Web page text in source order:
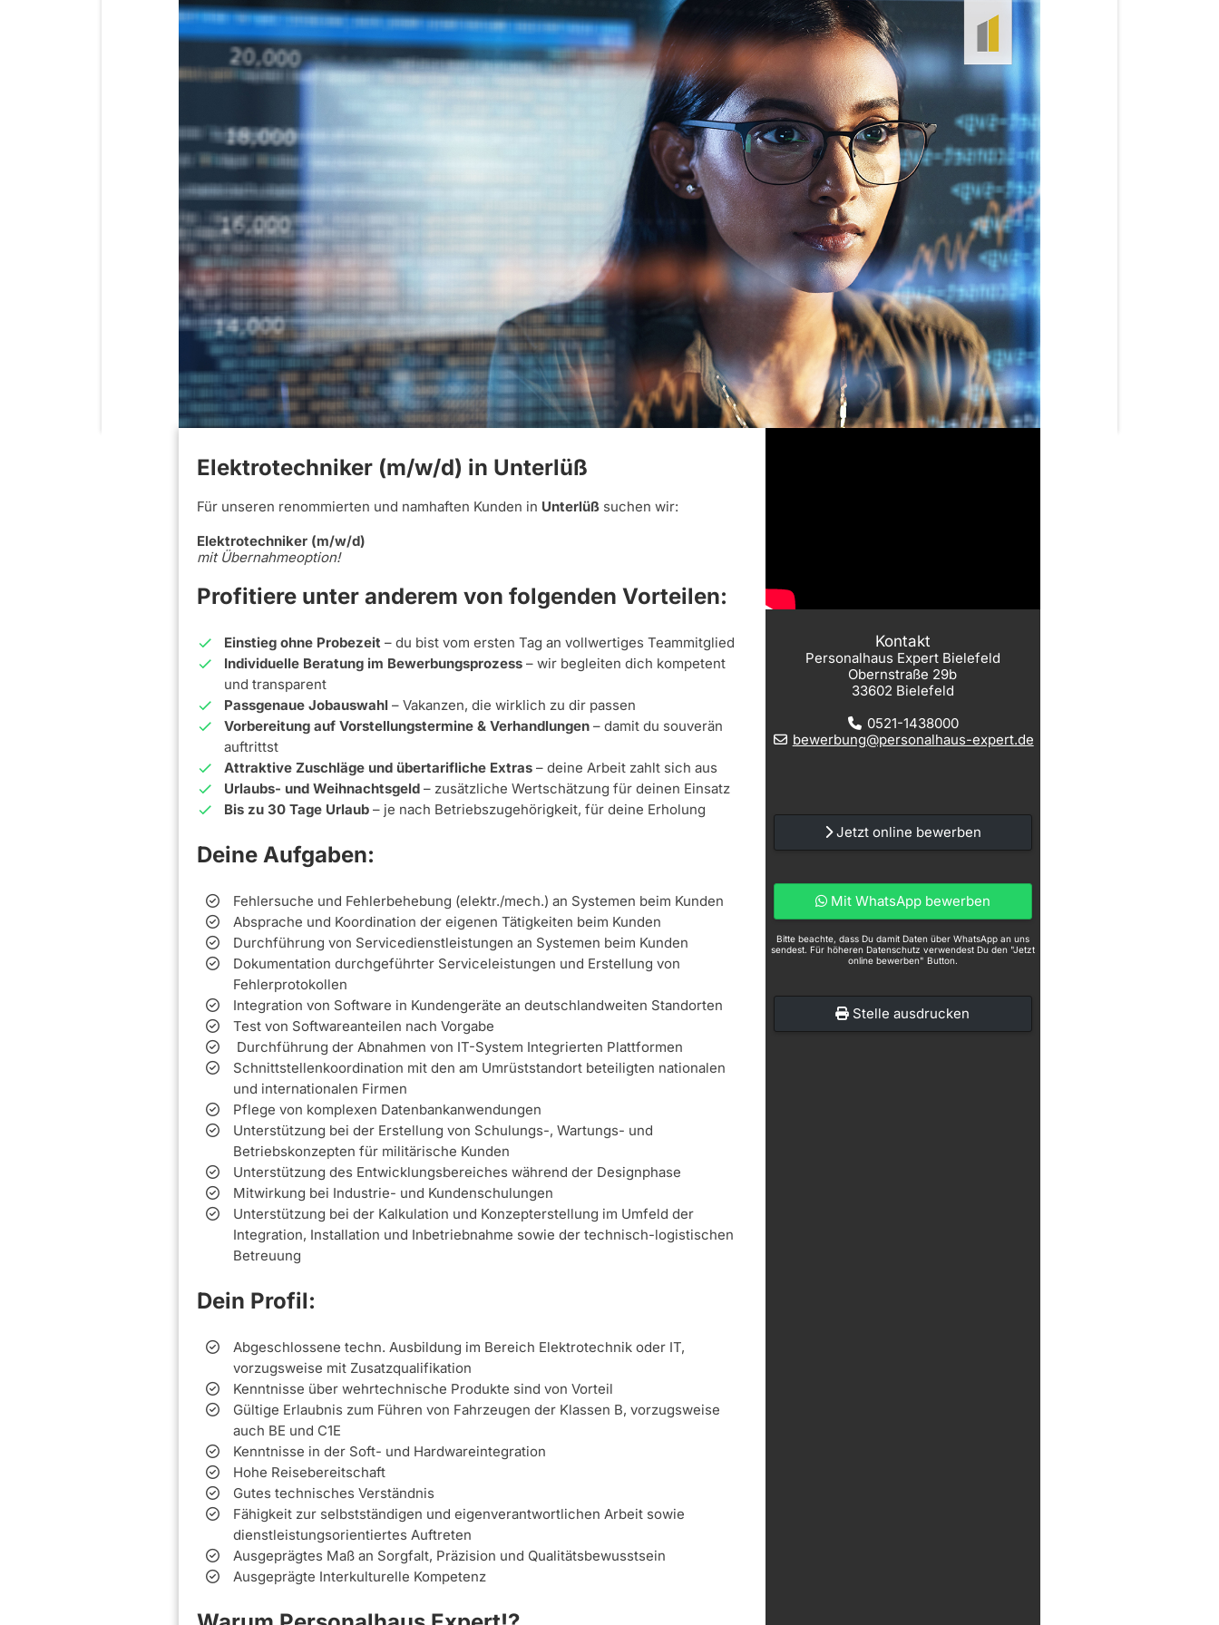
Elektrotechniker (m/w/d) in Unterlüß
Für unseren renommierten und namhaften Kunden in Unterlüß suchen wir:
Elektrotechniker (m/w/d)
mit Übernahmeoption!
Profitiere unter anderem von folgenden Vorteilen:
Einstieg ohne Probezeit – du bist vom ersten Tag an vollwertiges Teammitglied
Individuelle Beratung im Bewerbungsprozess – wir begleiten dich kompetent
und transparent
Passgenaue Jobauswahl – Vakanzen, die wirklich zu dir passen
Vorbereitung auf Vorstellungstermine & Verhandlungen – damit du souverän
auftrittst
Attraktive Zuschläge und übertarifliche Extras – deine Arbeit zahlt sich aus
Urlaubs- und Weihnachtsgeld – zusätzliche Wertschätzung für deinen Einsatz
Bis zu 30 Tage Urlaub – je nach Betriebszugehörigkeit, für deine Erholung
Deine Aufgaben:
Fehlersuche und Fehlerbehebung (elektr./mech.) an Systemen beim Kunden
Absprache und Koordination der eigenen Tätigkeiten beim Kunden
Durchführung von Servicedienstleistungen an Systemen beim Kunden
Dokumentation durchgeführter Serviceleistungen und Erstellung von
Fehlerprotokollen
Integration von Software in Kundengeräte an deutschlandweiten Standorten
Test von Softwareanteilen nach Vorgabe
Durchführung der Abnahmen von IT-System Integrierten Plattformen
Schnittstellenkoordination mit den am Umrüststandort beteiligten nationalen
und internationalen Firmen
Pflege von komplexen Datenbankanwendungen
Unterstützung bei der Erstellung von Schulungs-, Wartungs- und
Betriebskonzepten für militärische Kunden
Unterstützung des Entwicklungsbereiches während der Designphase
Mitwirkung bei Industrie- und Kundenschulungen
Unterstützung bei der Kalkulation und Konzepterstellung im Umfeld der
Integration, Installation und Inbetriebnahme sowie der technisch-logistischen
Betreuung
Dein Profil:
Abgeschlossene techn. Ausbildung im Bereich Elektrotechnik oder IT,
vorzugsweise mit Zusatzqualifikation
Kenntnisse über wehrtechnische Produkte sind von Vorteil
Gültige Erlaubnis zum Führen von Fahrzeugen der Klassen B, vorzugsweise
auch BE und C1E
Kenntnisse in der Soft- und Hardwareintegration
Hohe Reisebereitschaft
Gutes technisches Verständnis
Fähigkeit zur selbstständigen und eigenverantwortlichen Arbeit sowie
dienstleistungsorientiertes Auftreten
Ausgeprägtes Maß an Sorgfalt, Präzision und Qualitätsbewusstsein
Ausgeprägte Interkulturelle Kompetenz
Kontakt
Personalhaus Expert Bielefeld
Obernstraße 29b
33602 Bielefeld
0521-1438000
bewerbung@personalhaus-expert.de
Jetzt online bewerben
Mit WhatsApp bewerben
Bitte beachte, dass Du damit Daten über WhatsApp an uns
sendest. Für höheren Datenschutz verwendest Du den "Jetzt
online bewerben" Button.
Stelle ausdrucken